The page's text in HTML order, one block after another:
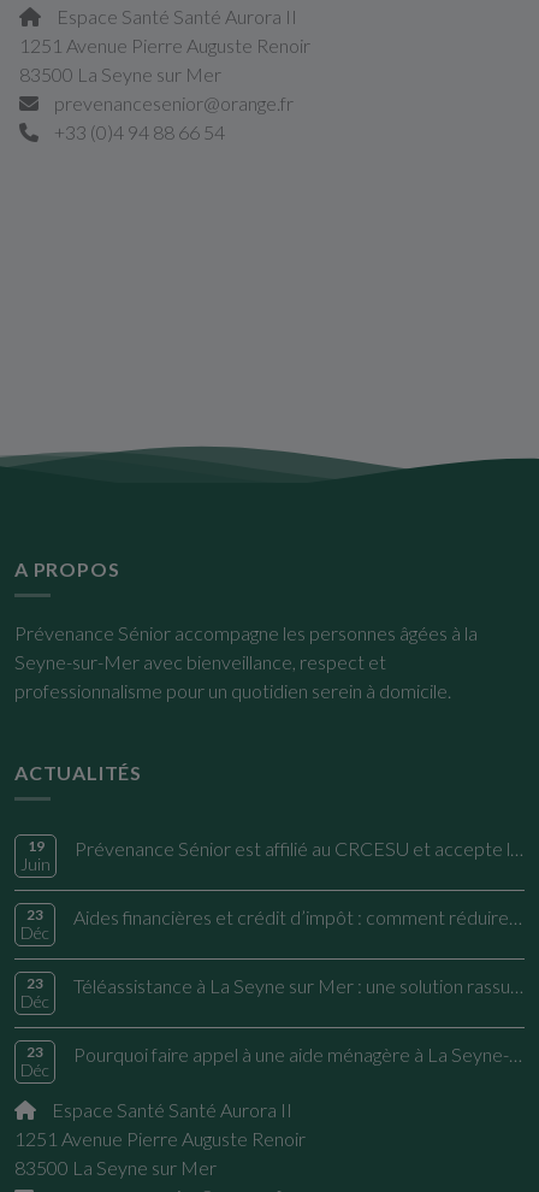
Espace Santé Santé Aurora II
1251 Avenue Pierre Auguste Renoir
83500 La Seyne sur Mer
prevenancesenior@orange.fr
+33 (0)4 94 88 66 54
A PROPOS
Prévenance Sénior accompagne les personnes âgées à la
Seyne-sur-Mer avec bienveillance, respect et
professionnalisme pour un quotidien serein à domicile.
ACTUALITÉS
19
Juin
Prévenance Sénior est affilié au CRCESU et accepte les règlements en CESU préfinancés
23
Déc
Aides financières et crédit d’impôt : comment réduire vos dépenses à La Seyne-sur-Mer ?
23
Déc
Téléassistance à La Seyne sur Mer : une solution rassurante pour les familles et les seniors
23
Déc
Pourquoi faire appel à une aide ménagère à La Seyne-sur-Mer ?
Espace Santé Santé Aurora II
1251 Avenue Pierre Auguste Renoir
83500 La Seyne sur Mer